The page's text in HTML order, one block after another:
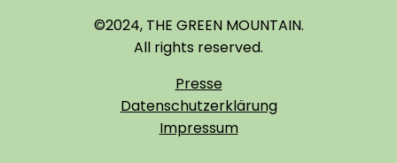
©2024, THE GREEN MOUNTAIN.
All rights reserved.
Presse
Datenschutzerklärung
Impressum